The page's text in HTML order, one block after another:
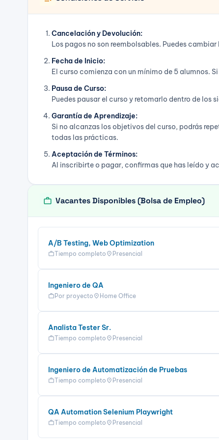
Cancelación y Devolución:
Los pagos no son reembolsables. Puedes
Fecha de Inicio:
El curso comienza con un mínimo de 5 alumnos.
Pausa de Curso:
Puedes pausar el curso y retomarlo dentro de los
Garantía de Aprendizaje:
Si no alcanzas los objetivos del curso, podrás
todas las prácticas.
Aceptación de Términos:
Al inscribirte o pagar, confirmas que has leído y
work Vacantes Disponibles (Bolsa de Empleo)
A/B Testing, Web Optimization
workTiempo completo location_on Presencial
Ingeniero de QA
work Por proyecto location_on Home Office
Analista Tester Sr.
workTiempo completo location_on Presencial
Ingeniero de Automatización de Pruebas
workTiempo completo location_on Presencial
QA Automation Selenium Playwright
workTiempo completo location_on Presencial